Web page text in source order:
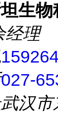
生物
经理
027-
武汉市